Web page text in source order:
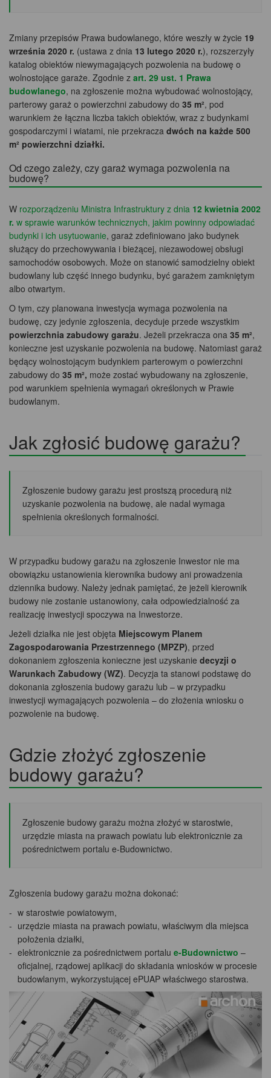
Zmiany przepisów Prawa budowlanego, które weszły w życie 19
września 2020 r. (ustawa z dnia 13 lutego 2020 r.), rozszerzyły
katalog obiektów niewymagających pozwolenia na budowę o
wolnostojące garaże. Zgodnie z art. 29 ust. 1 Prawa
budowlanego, na zgłoszenie można wybudować wolnostojący,
parterowy garaż o powierzchni zabudowy do 35 m², pod
warunkiem że łączna liczba takich obiektów, wraz z budynkami
gospodarczymi i wiatami, nie przekracza dwóch na każde 500
m² powierzchni działki.
Od czego zależy, czy garaż wymaga pozwolenia na
budowę?
W rozporządzeniu Ministra Infrastruktury z dnia 12 kwietnia 2002
r. w sprawie warunków technicznych, jakim powinny odpowiadać
budynki i ich usytuowanie, garaż zdefiniowano jako budynek
służący do przechowywania i bieżącej, niezawodowej obsługi
samochodów osobowych. Może on stanowić samodzielny obiekt
budowlany lub część innego budynku, być garażem zamkniętym
albo otwartym.
O tym, czy planowana inwestycja wymaga pozwolenia na
budowę, czy jedynie zgłoszenia, decyduje przede wszystkim
powierzchnia zabudowy garażu. Jeżeli przekracza ona 35 m²,
konieczne jest uzyskanie pozwolenia na budowę. Natomiast garaż
będący wolnostojącym budynkiem parterowym o powierzchni
zabudowy do 35 m², może zostać wybudowany na zgłoszenie,
pod warunkiem spełnienia wymagań określonych w Prawie
budowlanym.
Jak zgłosić budowę garażu?
Zgłoszenie budowy garażu jest prostszą procedurą niż
uzyskanie pozwolenia na budowę, ale nadal wymaga
spełnienia określonych formalności.
W przypadku budowy garażu na zgłoszenie Inwestor nie ma
obowiązku ustanowienia kierownika budowy ani prowadzenia
dziennika budowy. Należy jednak pamiętać, że jeżeli kierownik
budowy nie zostanie ustanowiony, cała odpowiedzialność za
realizację inwestycji spoczywa na Inwestorze.
Jeżeli działka nie jest objęta Miejscowym Planem
Zagospodarowania Przestrzennego (MPZP), przed
dokonaniem zgłoszenia konieczne jest uzyskanie decyzji o
Warunkach Zabudowy (WZ). Decyzja ta stanowi podstawę do
dokonania zgłoszenia budowy garażu lub – w przypadku
inwestycji wymagających pozwolenia – do złożenia wniosku o
pozwolenie na budowę.
Gdzie złożyć zgłoszenie
budowy garażu?
Zgłoszenie budowy garażu można złożyć w starostwie,
urzędzie miasta na prawach powiatu lub elektronicznie za
pośrednictwem portalu e-Budownictwo.
Zgłoszenia budowy garażu można dokonać:
w starostwie powiatowym,
urzędzie miasta na prawach powiatu, właściwym dla miejsca
położenia działki,
elektronicznie za pośrednictwem portalu e-Budownictwo –
oficjalnej, rządowej aplikacji do składania wniosków w procesie
budowlanym, wykorzystującej ePUAP właściwego starostwa.